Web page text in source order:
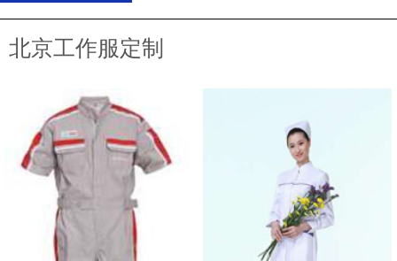
北京工作服定制